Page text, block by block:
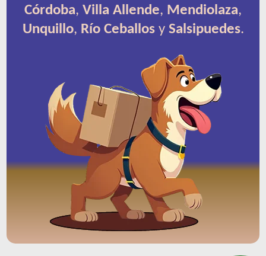
Córdoba, Villa Allende, Mendiolaza,
Unquillo, Río Ceballosy Salsipuedes.